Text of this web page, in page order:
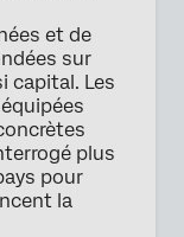
et de
sur
capital. Les
plus
pour
la